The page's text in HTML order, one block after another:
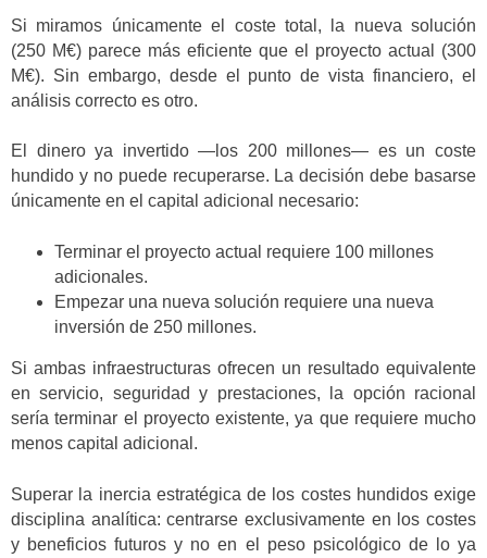
Si miramos únicamente el coste total, la nueva solución
(250 M€) parece más eficiente que el proyecto actual (300
M€). Sin embargo, desde el punto de vista financiero, el
análisis correcto es otro.
El dinero ya invertido —los 200 millones— es un coste
hundido y no puede recuperarse. La decisión debe basarse
únicamente en el capital adicional necesario:
Terminar el proyecto actual requiere 100 millones
adicionales.
Empezar una nueva solución requiere una nueva
inversión de 250 millones.
Si ambas infraestructuras ofrecen un resultado equivalente
en servicio, seguridad y prestaciones, la opción racional
sería terminar el proyecto existente, ya que requiere mucho
menos capital adicional.
Superar la inercia estratégica de los costes hundidos exige
disciplina analítica: centrarse exclusivamente en los costes
y beneficios futuros y no en el peso psicológico de lo ya